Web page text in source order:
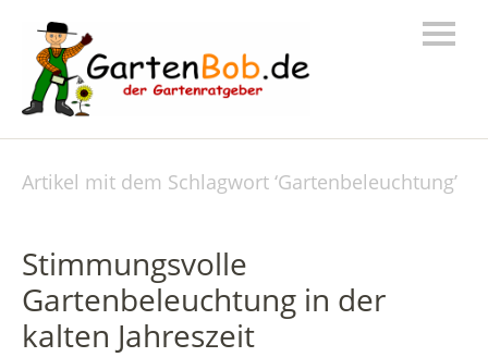
Artikel mit dem Schlagwort ‘Gartenbeleuchtung’
Stimmungsvolle
Gartenbeleuchtung in der
kalten Jahreszeit